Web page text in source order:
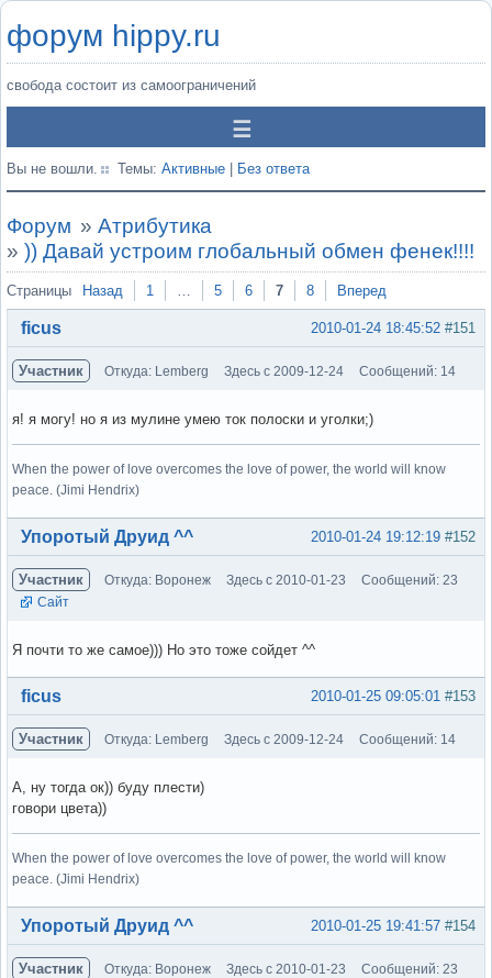
форум hippy.ru
свобода состоит из самоограничений
Вы не вошли. Темы: Активные Без ответа
Форум » Атрибутика
» )) Давай устроим глобальный обмен фенек!!!!
Страницы Назад 1 … 5 6 7 8 Вперед
#151
2010-01-24 18:45:52
ficus
Участник Откуда: Lemberg Здесь с 2009-12-24 Сообщений: 14
я! я могу! но я из мулине умею ток полоски и уголки;)
When the power of love overcomes the love of power, the world will know
peace. (Jimi Hendrix)
Вне форума #152
2010-01-24 19:12:19
Упоротый Друид ^^
Участник Откуда: Воронеж Здесь с 2010-01-23
Сообщений: 23
Сайт
Я почти то же самое))) Но это тоже сойдет ^^
Вне форума #153
2010-01-25 09:05:01
ficus
Участник Откуда: Lemberg Здесь с 2009-12-24 Сообщений: 14
А, ну тогда ок)) буду плести)
говори цвета))
When the power of love overcomes the love of power, the world will know
peace. (Jimi Hendrix)
Вне форума #154
2010-01-25 19:41:57
Упоротый Друид ^^
Участник Откуда: Воронеж Здесь с 2010-01-23
Сообщений: 23